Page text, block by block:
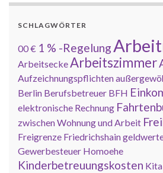
SCHLAGWÖRTER
00 € 1 % -Regelung
ArbeitseckeArbeitszimmer
Aufzeichnungspflichten
Berlin Berufsbetreuer BFH
elektronische Rechnung
zwischen Wohnung und Arbeit
Freigrenze Friedrichshain
Gewerbesteuer Homoehe
Kinderbetreuungskosten